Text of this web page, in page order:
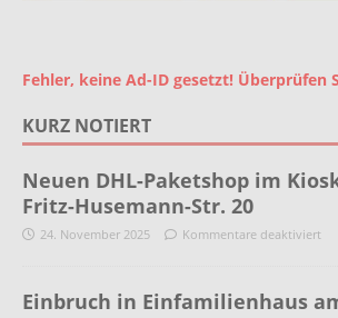
Fehler, keine Ad-ID gesetzt! Überprüfen
KURZ NOTIERT
Neuen DHL-Paketshop im
Fritz-Husemann-Str. 20
24. November 2025 Kommentare deaktiviert
Einbruch in Einfamilienhaus